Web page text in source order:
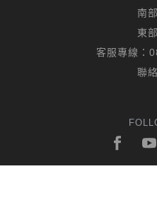
南
東
客服專線：
聯